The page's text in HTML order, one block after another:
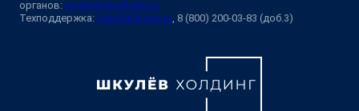
органов: juristnsk@shkulev.ru
Техподдержка: help@shkulev.ru, 8 (800) 200-03-83 (доб.3)